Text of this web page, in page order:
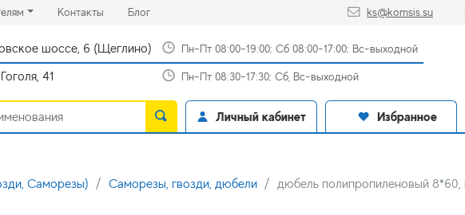
Контакты(current)
Блог(current) ks@komsis.su
шоссе, 6 (Щеглино) Пн-Пт 08:00-19:00; Сб 08:00-17:00; Вс-выходной
41 Пн-Пт 08:30-17:30; Сб, Вс-выходной
Личный кабинет Избранное
Саморезы) Саморезы, гвозди, дюбели
дюбель полипропиленовый 8*60,